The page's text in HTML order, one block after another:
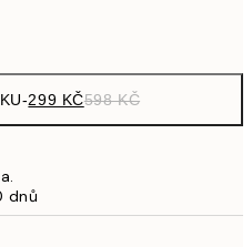
-299 KČ598 KČ
dnů